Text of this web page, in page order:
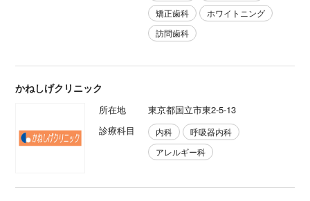
矯正歯科
ホワイトニング
訪問歯科
かねしげクリニック
所在地
東京都国立市東2-5-13
診療科目
内科
呼吸器内科
アレルギー科